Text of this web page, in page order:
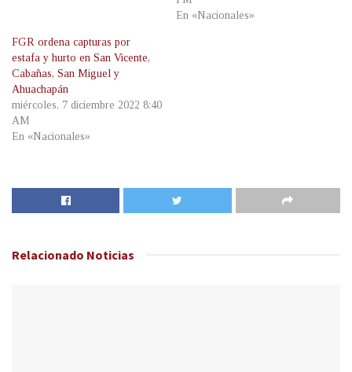
En «Nacionales»
FGR ordena capturas por
estafa y hurto en San Vicente,
Cabañas, San Miguel y
Ahuachapán
miércoles, 7 diciembre 2022 8:40
AM
En «Nacionales»
Relacionado Noticias